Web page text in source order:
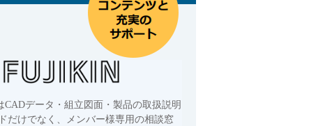
CADデータ・組立図面・製品の取扱説明
だけでなく、メンバー様専用の相談窓